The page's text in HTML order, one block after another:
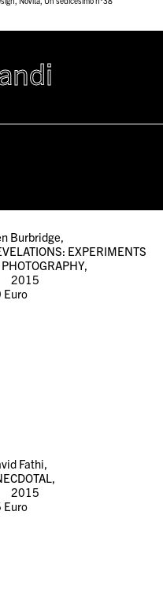
Burbridge,
EXPERIMENTS
2015
Euro
Fathi,
2015
Euro